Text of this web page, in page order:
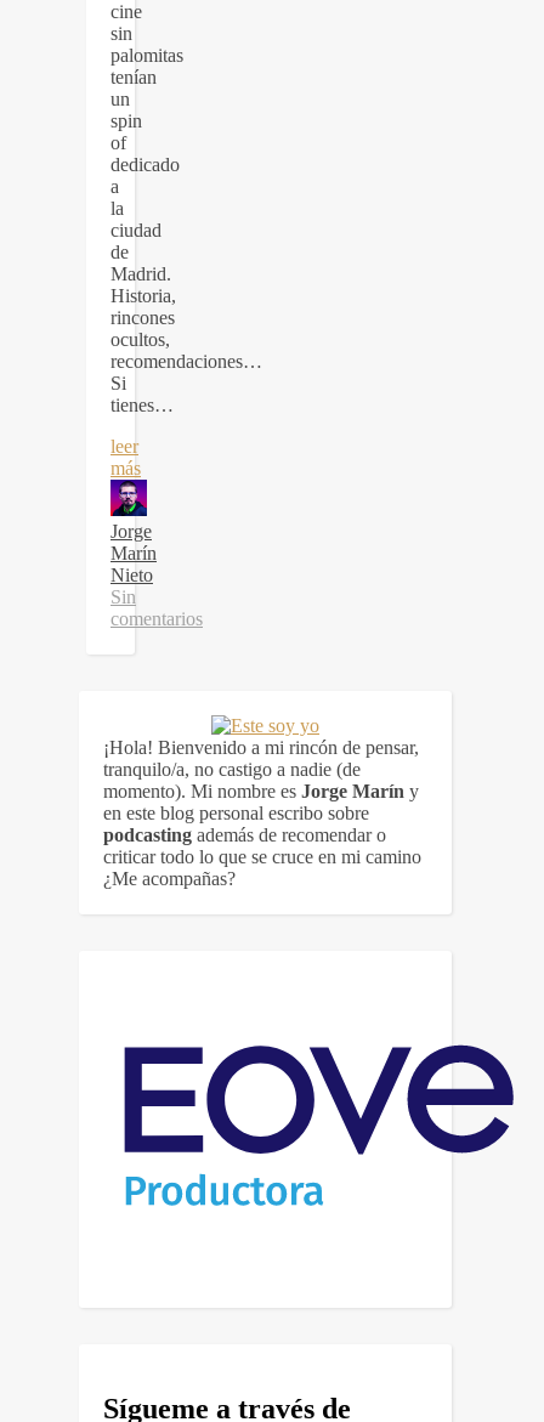
cine
sin
palomitas
tenían
un
spin
of
dedicado
a
la
ciudad
de
Madrid.
Historia,
rincones
ocultos,
recomendaciones…
Si
tienes…
leer
más
Jorge
Marín
Nieto
Sin
comentarios
¡Hola! Bienvenido a mi rincón de pensar,
tranquilo/a, no castigo a nadie (de
momento). Mi nombre es Jorge Marín y
en este blog personal escribo sobre
podcasting además de recomendar o
criticar todo lo que se cruce en mi camino
¿Me acompañas?
Sígueme a través de